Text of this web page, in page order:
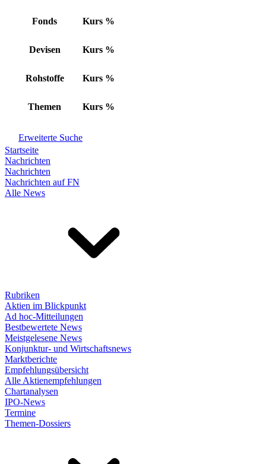
Fonds Kurs %
Devisen Kurs %
Rohstoffe Kurs %
Themen Kurs %
Erweiterte Suche
Startseite
Nachrichten
Nachrichten
Nachrichten auf FN
Alle News
Rubriken
Aktien im Blickpunkt
Ad hoc-Mitteilungen
Bestbewertete News
Meistgelesene News
Konjunktur- und Wirtschaftsnews
Marktberichte
Empfehlungsübersicht
Alle Aktienempfehlungen
Chartanalysen
IPO-News
Termine
Themen-Dossiers